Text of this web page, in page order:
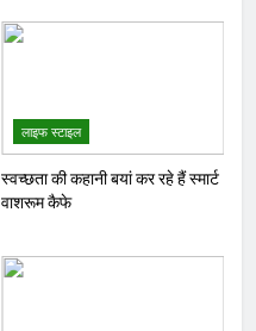
लाइफ स्टाइल
स्वच्छता की कहानी बयां कर रहे हैं स्मार्ट
वाशरूम कैफे